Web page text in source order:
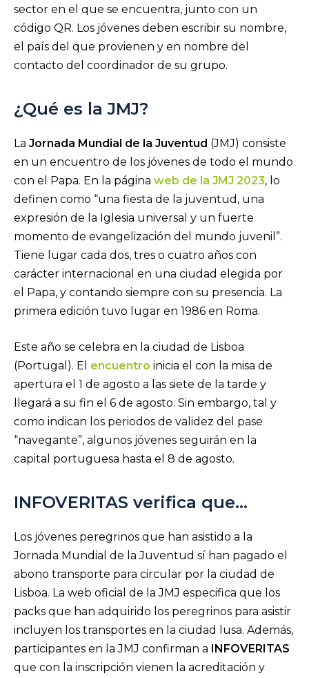
sector en el que se encuentra, junto con un
código QR. Los jóvenes deben escribir su nombre,
el país del que provienen y en nombre del
contacto del coordinador de su grupo.
¿Qué es la JMJ?
La Jornada Mundial de la Juventud (JMJ) consiste
en un encuentro de los jóvenes de todo el mundo
con el Papa. En la página web de la JMJ 2023, lo
definen como “una fiesta de la juventud, una
expresión de la Iglesia universal y un fuerte
momento de evangelización del mundo juvenil”.
Tiene lugar cada dos, tres o cuatro años con
carácter internacional en una ciudad elegida por
el Papa, y contando siempre con su presencia. La
primera edición tuvo lugar en 1986 en Roma.
Este año se celebra en la ciudad de Lisboa
(Portugal). El encuentro inicia el con la misa de
apertura el 1 de agosto a las siete de la tarde y
llegará a su fin el 6 de agosto. Sin embargo, tal y
como indican los periodos de validez del pase
“navegante”, algunos jóvenes seguirán en la
capital portuguesa hasta el 8 de agosto.
INFOVERITAS verifica que…
Los jóvenes peregrinos que han asistido a la
Jornada Mundial de la Juventud sí han pagado el
abono transporte para circular por la ciudad de
Lisboa. La web oficial de la JMJ especifica que los
packs que han adquirido los peregrinos para asistir
incluyen los transportes en la ciudad lusa. Además,
participantes en la JMJ confirman a
INFOVERITAS
que con la inscripción vienen la acreditación y